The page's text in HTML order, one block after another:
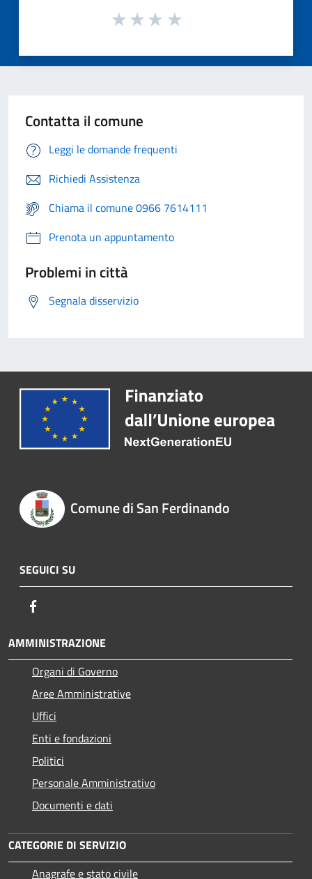
Contatta il comune
Leggi le domande frequenti
Richiedi Assistenza
Chiama il comune 0966 7614111
Prenota un appuntamento
Problemi in città
Segnala disservizio
Comune di San Ferdinando
SEGUICI SU
AMMINISTRAZIONE
Organi di Governo
Aree Amministrative
Uffici
Enti e fondazioni
Politici
Personale Amministrativo
Documenti e dati
CATEGORIE DI SERVIZIO
Anagrafe e stato civile